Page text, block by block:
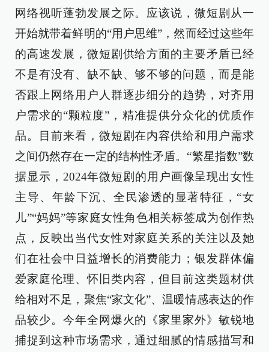
网络视听蓬勃发展之际。应该说，微短剧从一
开始就带着鲜明的“用户思维”，然而经过这些年
的高速发展，微短剧供给方面的主要矛盾已经
不是有没有、缺不缺、够不够的问题，而是能
否跟上网络用户人群逐步细分的趋势，对齐用
户需求的“颗粒度”，精准提供分众化的优质作
品。目前来看，微短剧在内容供给和用户需求
之间仍然存在一定的结构性矛盾。“繁星指数”数
据显示，2024年微短剧的用户画像呈现出女性
主导、年龄下沉、全民渗透的显著特征，“女
儿”“妈妈”等家庭女性角色相关标签成为创作热
点，反映出当代女性对家庭关系的关注以及她
们在社会中日益增长的消费能力；银发群体偏
爱家庭伦理、怀旧类内容，但目前这类题材供
给相对不足，聚焦“家文化”、温暖情感表达的作
品较少。今年全网爆火的《家里家外》敏锐地
捕捉到这种市场需求，通过细腻的情感描写和